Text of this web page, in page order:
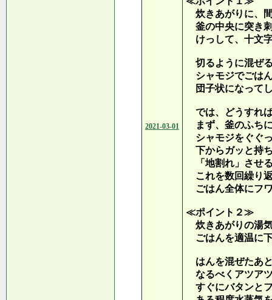
2021-03-01
炊きあがりに、
釜の中央に突き
けっして、十文
切るように混ぜ
シャモジでごは
団子状になって
では、どうすれ
まず、釜のふち
シャモジをぐぐ
下からガッと持
「地割れ」させ
これを数回繰り
ごはん全体にフ
≪ポイント２≫
炊きあがりの湯
ごはんを適温に
はんを混ぜたあ
なるべくアツア
すぐにバタンと